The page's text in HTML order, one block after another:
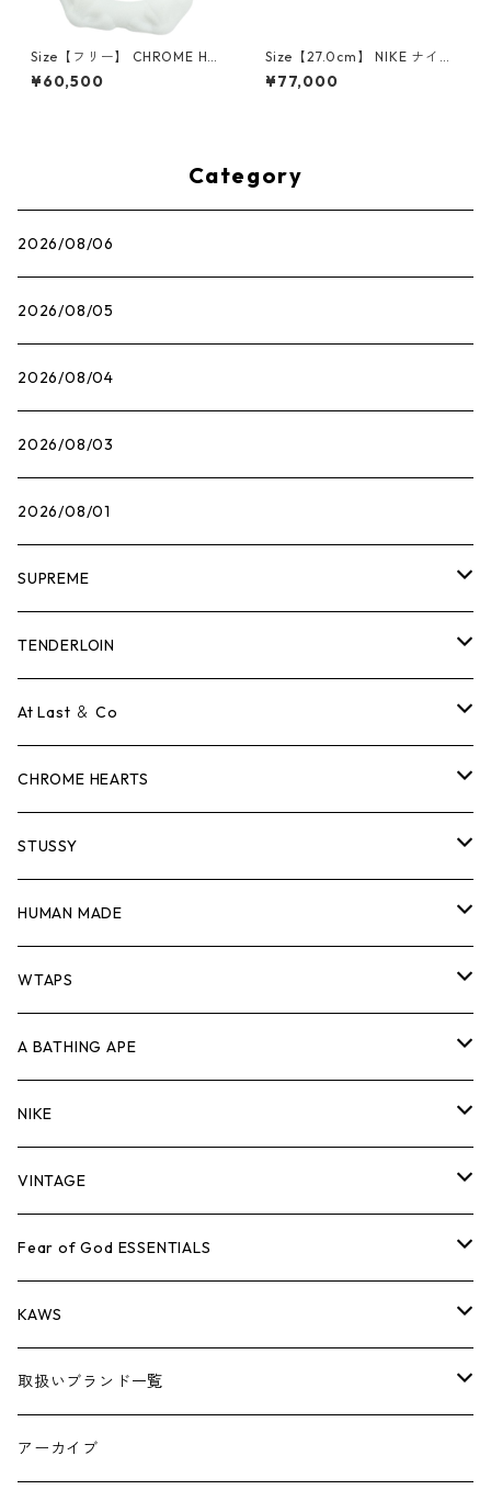
Size【フリー】 CHROME HEA
RTS クロム・ハーツ CH Cross
SINGLE Hoop Earring WHITE
¥60,500
Size【27.0cm】 NIKE ナイキ
×Travis Scott AIR JORDAN 1
LOW OG SP Muslin/Shy Pink
¥77,000
Category
2026/08/06
2026/08/05
2026/08/04
2026/08/03
2026/08/01
SUPREME
Tシャツ
ロンTEE
スウェット/ニット
シャツ
ジャケット
パンツ
キャップ・ハット
バッグ
シューズ
小物
コラボレーション
×THE NORTH FACE
×COMME des GARCONS
シーズンアイテム
26SS
BOX LOGOアイテム
TENDERLOIN
Tシャツ
ロンTEE
スウェット/ニット
シャツ
ジャケット
パンツ
キャップ・ハット
バッグ
シューズ
小物
At Last ＆ Co
Tシャツ
ロンTEE
スウェット/ニット
シャツ
ジャケット
パンツ
キャップ・ハット
バッグ
シューズ
小物
CHROME HEARTS
Tシャツ
ロンTEE
スウェット/ニット
シャツ
ジャケット
パンツ
キャップ・ハット
バッグ
シューズ
小物
STUSSY
Tシャツ
ロンTEE
スウェット/ニット
シャツ
ジャケット
パンツ
キャップ・ハット
バッグ
シューズ
HUMAN MADE
Tシャツ
ロンT
スウェット/ニット
シャツ
ジャケット
パンツ
キャップ
バッグ
WTAPS
Tシャツ
ロンTEE
スウェット/ニット
シャツ
ジャケット
パンツ
キャップ・ハット
A BATHING APE
Tシャツ
ロンTEE
スウェット/ニット
シャツ
ジャケット
パンツ
NIKE
シューズ
AIR JORDAN 1
AIR JORDAN 3
アパレル・小物
VINTAGE
Tシャツ
ロンTEE
スウェット/ニット
ジャケット
Fear of God ESSENTIALS
Tシャツ
ロンTEE
スウェット/ニット
KAWS
アパレル
小物
取扱いブランド一覧
A
アーカイブ